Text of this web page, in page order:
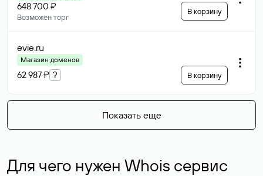
648 700 ₽
Возможен торг
В корзину
evie.ru
Магазин доменов
62 987 ₽ ? В корзину
Показать еще
Для чего нужен Whois сервис